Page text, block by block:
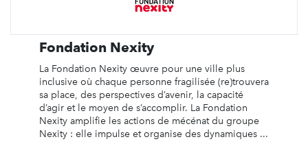
Fondation Nexity
La Fondation Nexity œuvre pour une ville plus
inclusive où chaque personne fragilisée (re)trouvera
sa place, des perspectives d’avenir, la capacité
d’agir et le moyen de s’accomplir. La Fondation
Nexity amplifie les actions de mécénat du groupe
Nexity : elle impulse et organise des dynamiques ...